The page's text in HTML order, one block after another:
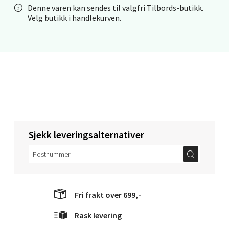
Denne varen kan sendes til valgfri Tilbords-butikk.
Velg butikk i handlekurven.
Sjekk leveringsalternativer
Fri frakt over 699,-
Rask levering
0 i butikk
Velg
Molde - Moldetorget